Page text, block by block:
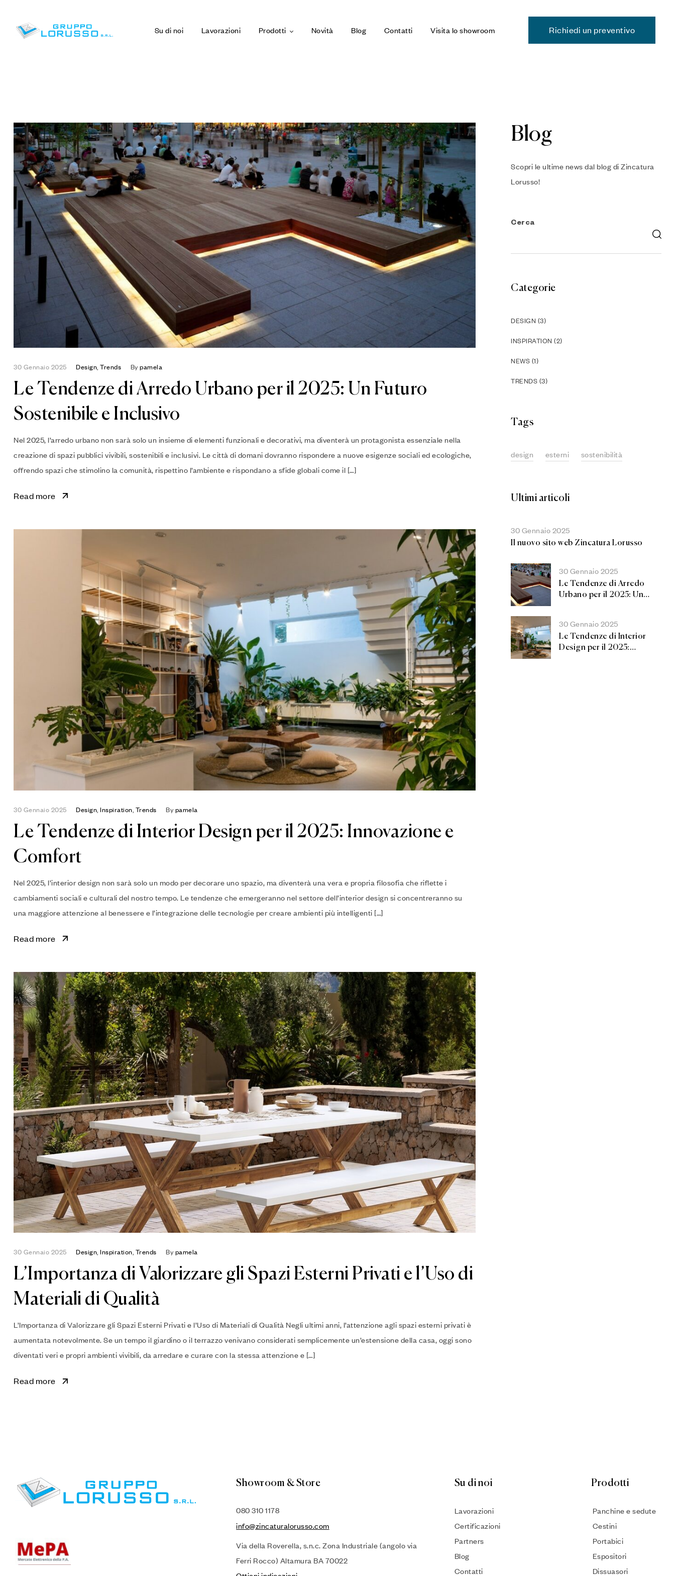
Su di noi Lavorazioni Prodotti Novità Blog Contatti Visita lo showroom Richiedi un preventivo
30 Gennaio 2025 Design Trends Bypamela
Le Tendenze di Arredo Urbano per il 2025: Un Futuro
Sostenibile e Inclusivo
Nel 2025, l’arredo urbano non sarà solo un insieme di elementi funzionali e decorativi, ma diventerà un protagonista essenziale nella
creazione di spazi pubblici vivibili, sostenibili e inclusivi. Le città di domani dovranno rispondere a nuove esigenze sociali ed ecologiche,
offrendo spazi che stimolino la comunità, rispettino l’ambiente e rispondano a sfide globali come il […]
Read more
30 Gennaio 2025 Design Inspiration Trends Bypamela
Le Tendenze di Interior Design per il 2025: Innovazione e
Comfort
Nel 2025, l’interior design non sarà solo un modo per decorare uno spazio, ma diventerà una vera e propria filosofia che riflette i
cambiamenti sociali e culturali del nostro tempo. Le tendenze che emergeranno nel settore dell’interior design si concentreranno su
una maggiore attenzione al benessere e l’integrazione delle tecnologie per creare ambienti più intelligenti […]
Read more
30 Gennaio 2025 Design, Inspiration, Trends Bypamela
L’Importanza di Valorizzare gli Spazi Esterni Privati e l’Uso di
Materiali di Qualità
L’Importanza di Valorizzare gli Spazi Esterni Privati e l’Uso di Materiali di Qualità Negli ultimi anni, l’attenzione agli spazi esterni privati è
aumentata notevolmente. Se un tempo il giardino o il terrazzo venivano considerati semplicemente un’estensione della casa, oggi sono
diventati veri e propri ambienti vivibili, da arredare e curare con la stessa attenzione e […]
Read more
Blog
Scopri le ultime news dal blog di Zincatura
Lorusso!
Cerca
Categorie
DESIGN (3)
INSPIRATION (2)
NEWS (1)
TRENDS (3)
Tags
design esterni sostenibilità
Ultimi articoli
Il nuovo sito web Zincatura Lorusso
30 Gennaio 2025
Le Tendenze di Arredo
Urbano per il 2025: Un
30 Gennaio 2025
Le Tendenze di Interior
Design per il 2025:
30 Gennaio 2025
Showroom & Store
080 310 1178
info@zincaturalorusso.com
Via della Roverella, s.n.c. Zona Industriale (angolo via
Ferri Rocco) Altamura BA 70022
Su di noi
Lavorazioni
Certificazioni
Partners
Blog
Contatti
Prodotti
Panchine e sedute
Cestini
Portabici
Espositori
Dissuasori